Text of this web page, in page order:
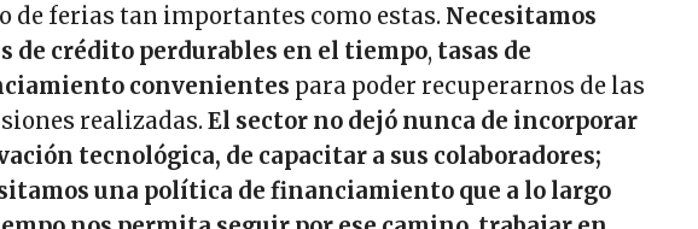
de ferias tan importantes como estas. Necesitamos
de crédito perdurables en el tiempo, tasas de
convenientes para poder recuperarnos de las
realizadas.El sector no dejó nunca de incorporar
tecnológica, de capacitar a sus colaboradores;
una política de financiamiento que a lo largo